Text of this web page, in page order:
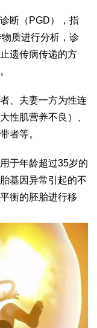
断（PGD），指
质进行分析，诊
遗传病传递的方
、夫妻一方为性连
性肌营养不良）、
者等。
于年龄超过35岁的
基因异常引起的不
衡的胚胎进行移